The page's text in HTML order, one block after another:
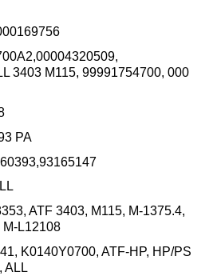
3403 M115, 99991754700, 000
PA
ATF 3403, M115, M-1375.4,
M-L12108
K0140Y0700, ATF-HP, HP/PS
ALL